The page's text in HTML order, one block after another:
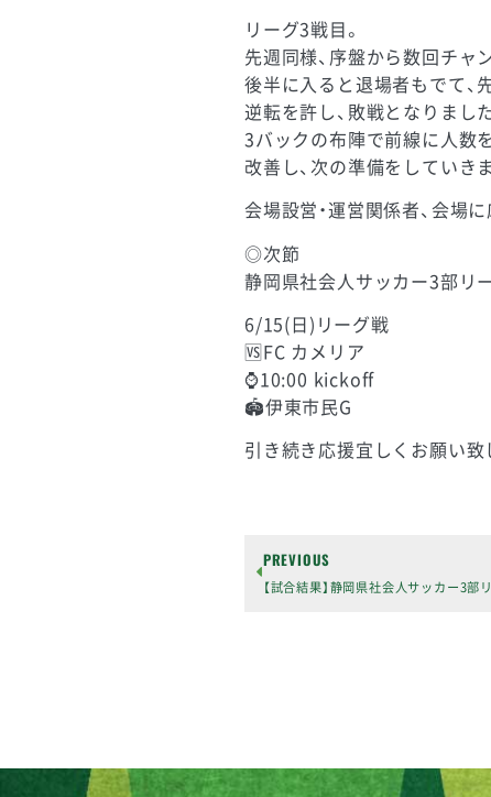
リーグ3戦目。
先週同様、序盤から数回チャ
後半に入ると退場者もでて、
逆転を許し、敗戦となりました
3バックの布陣で前線に人数
改善し、次の準備をしていき
会場設営・運営関係者、会場
◎次節
静岡県社会人サッカー3部リ
6/15(日)リーグ戦
🆚FC カメリア
⌚️10:00 kickoff
🏟️伊東市民G
引き続き応援宜しくお願い致
PREVIOUS
【試合結果】静岡県社会人サッカー3部